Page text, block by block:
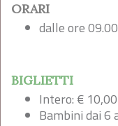
ORARI
dalle ore
BIGLIETTI
Intero: € 10,00
Bambini dai 6